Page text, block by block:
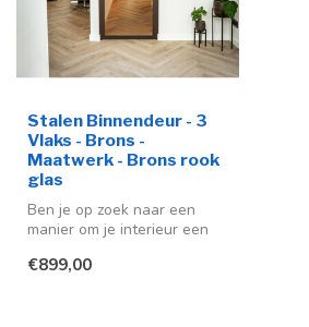
Stalen Binnendeur - 3
Vlaks - Brons -
Maatwerk - Brons rook
glas
Ben je op zoek naar een
manier om je interieur een
uitstra...
€899,00